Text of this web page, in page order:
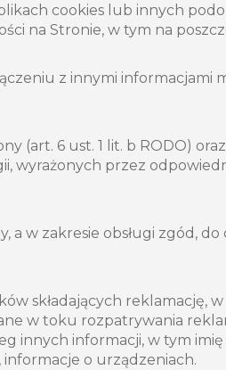
cookies lub innych
na Stronie, w tym na
z innymi informacjami
(art. 6 ust. 1 lit. b RODO)
wyrażonych przez
w zakresie obsługi zgód,
składających reklamację, w
w toku rozpatrywania
innych informacji, w tym
o urządzeniach.